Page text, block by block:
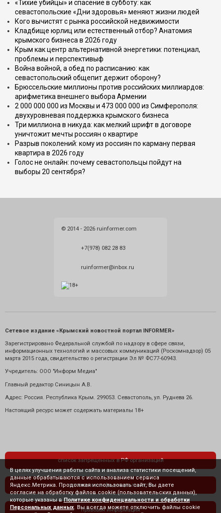
«Тихие убийцы» и спасение в субботу: как
севастопольские «Дни здоровья» меняют жизни людей
Кого вычистят с рынка российской недвижимости
Кладбище юрлиц или естественный отбор? Анатомия
крымского бизнеса в 2026 году
Крым как центр альтернативной энергетики: потенциал,
проблемы и перспективыф
Война войной, а обед по расписанию: как
севастопольский общепит держит оборону?
Брюссельские миллионы против российских миллиардов:
арифметика внешнего выбора Армении
2 000 000 000 из Москвы и 473 000 000 из Симферополя:
двухуровневая поддержка крымского бизнеса
Три миллиона в никуда: как мелкий шрифт в договоре
уничтожит мечты россиян о квартире
Разрыв поколений: кому из россиян по карману первая
квартира в 2026 году
Голос не онлайн: почему севастопольцы пойдут на
выборы 20 сентября?
© 2014 - 2026 ruinformer.com
+7(978) 082 28 83
ruinformer@inbox.ru
Сетевое издание «Крымский новостной портал INFORMER»
Зарегистрировано Федеральной службой по надзору в сфере связи,
информационных технологий и массовых коммуникаций (Роскомнадзор) 05
марта 2015 года, свидетельство о регистрации Эл № ФС77-60943.
Учредитель: ООО "Информ Медиа"
Главный редактор Синицын А.В.
Адрес: Россия. Республика Крым. 299053. Севастополь, ул. Руднева 26.
Настоящий ресурс может содержать материалы 18+
список запрещенных в РФ организаций
политика конфиденциальности
правовая информация
В целях улучшения работы сайта и анализа статистики посещений,
данные обрабатываются с использованием сервиса
Яндекс.Метрика. Продолжая использовать сайт, Вы даете
согласие на обработку файлов cookie (пользовательских данных),
которые указаны в Политике конфиденциальности и обработки
Персональных данных . Вы всегда можете отключить файлы cookie